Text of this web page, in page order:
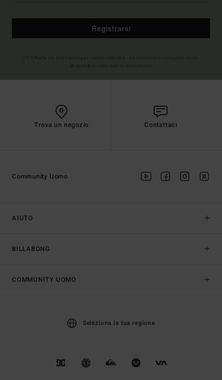
Registrarsi
Trova un negozio Contattaci
AIUTO
BILLABONG
Community Uomo
COMMUNITY UOMO
Seleziona la tua regione